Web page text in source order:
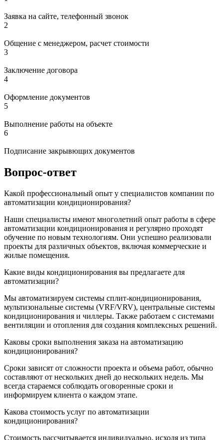
Заявка на сайте, телефонный звонок
2
Общение с менеджером, расчет стоимости
3
Заключение договора
4
Оформление документов
5
Выполнение работы на объекте
6
Подписание закрывющих документов
Вопрос-ответ
Какой профессиональный опыт у специалистов компании по
автоматизации кондиционирования?
Наши специалисты имеют многолетний опыт работы в сфере
автоматизации кондиционирования и регулярно проходят
обучение по новым технологиям. Они успешно реализовали
проекты для различных объектов, включая коммерческие и
жилые помещения.
Какие виды кондиционирования вы предлагаете для
автоматизации?
Мы автоматизируем системы сплит-кондиционирования,
мультизональные системы (VRF/VRV), центральные системы
кондиционирования и чиллеры. Также работаем с системами
вентиляции и отопления для создания комплексных решений.
Каковы сроки выполнения заказа на автоматизацию
кондиционирования?
Сроки зависят от сложности проекта и объема работ, обычно
составляют от нескольких дней до нескольких недель. Мы
всегда стараемся соблюдать оговоренные сроки и
информируем клиента о каждом этапе.
Какова стоимость услуг по автоматизации
кондиционирования?
Стоимость рассчитывается индивидуально, исходя из типа